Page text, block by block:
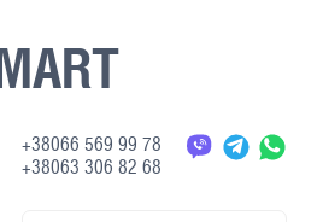
+38066 569 99 78
+38063 306 82 68